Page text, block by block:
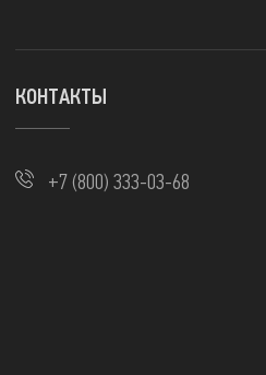
КОНТАКТЫ
+7 (800) 333-03-68